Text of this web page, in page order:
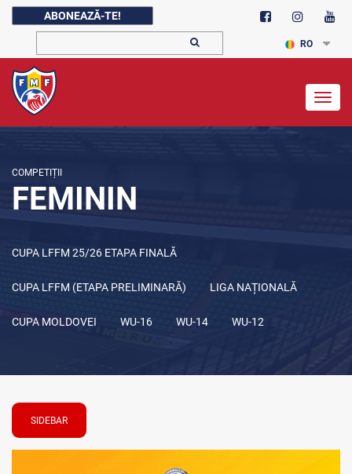
ABONEAZĂ-TE!
RO
COMPETIȚII
FEMININ
CUPA LFFM 25/26 ETAPA FINALĂ
CUPA LFFM (ETAPA PRELIMINARĂ) LIGA NAȚIONALĂ
CUPA MOLDOVEI WU-16 WU-14 WU-12
SIDEBAR